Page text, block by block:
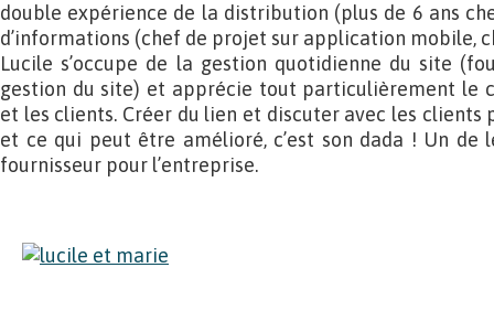
double expérience de la distribution (plus de 6 ans
d’informations (chef de projet sur application mobile,
Lucile s’occupe de la gestion quotidienne du site
gestion du site) et apprécie tout particulièrement le
et les clients. Créer du lien et discuter avec les
et ce qui peut être amélioré, c’est son dada ! Un de
fournisseur pour l’entreprise.